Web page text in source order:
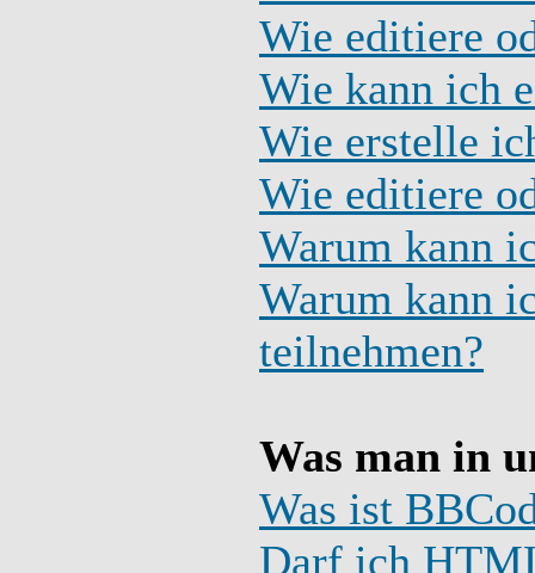
Wie editiere
Wie kann ich
Wie erstelle
Wie editiere
Warum kann
Warum kann
teilnehmen?
Was man in
Was ist
Darf ich